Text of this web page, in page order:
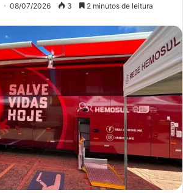
08/07/2026 3 2 minutos de leitura